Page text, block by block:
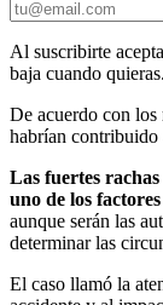
Al suscribirte
baja cuando quieras.
De acuerdo con
habrían contribuido
Las fuertes
uno de los
aunque serán las
determinar las
El caso llamó la